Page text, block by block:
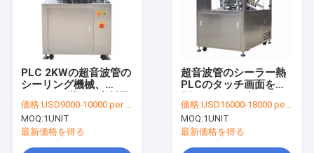
PLC 2KWの超音波管の
シーリング機械、
械を貼る
価格:USD9000-10000 per unit
MOQ:1UNIT
最新価格を得る
超音波管のシーラー熱
PLCのタッチ画面を識
価格:USD16000-18000 per unit
MOQ:1UNIT
最新価格を得る